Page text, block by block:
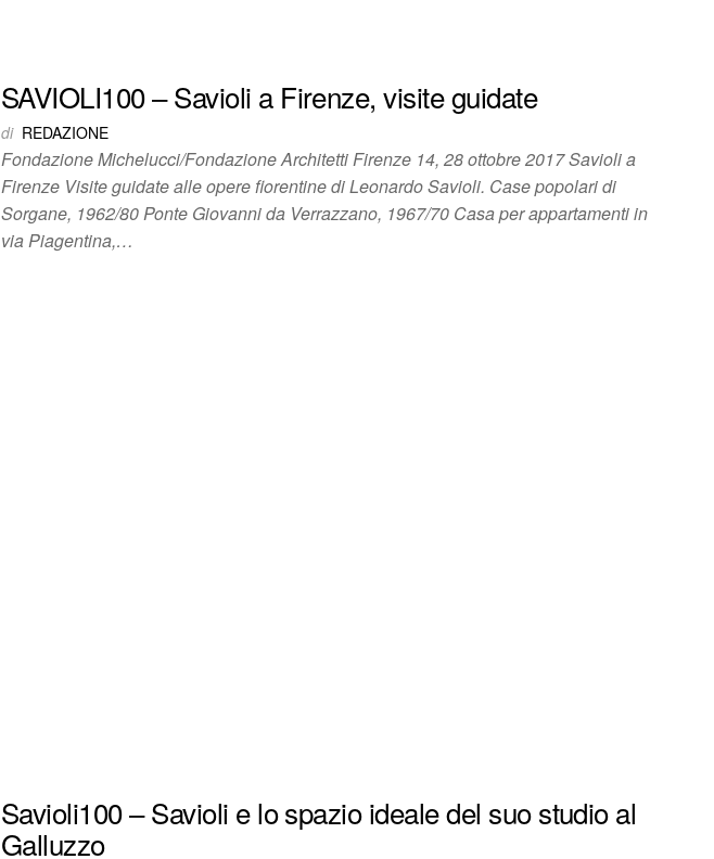
SAVIOLI100 – Savioli a Firenze, visite guidate
di REDAZIONE
Fondazione Michelucci/Fondazione Architetti Firenze 14, 28 ottobre 2017 Savioli a
Firenze Visite guidate alle opere fiorentine di Leonardo Savioli. Case popolari di
Sorgane, 1962/80 Ponte Giovanni da Verrazzano, 1967/70 Casa per appartamenti in
via Piagentina,…
Savioli100 – Savioli e lo spazio ideale del suo studio al
Galluzzo